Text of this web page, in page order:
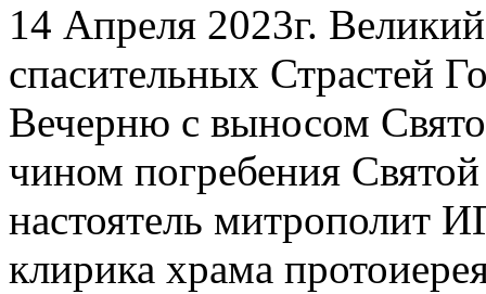
14 Апреля 2023г.
спасительных Страстей
Вечерню с выносом
чином погребения
настоятель митрополит
клирика храма